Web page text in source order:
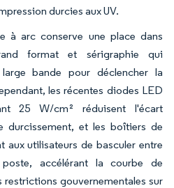
durcies aux UV.
à arc conserve une place dans
format et sérigraphie qui
bande pour déclencher la
les récentes diodes LED
25 W/cm² réduisent l'écart
durcissement, et les boîtiers de
aux utilisateurs de basculer entre
accélérant la courbe de
restrictions gouvernementales sur